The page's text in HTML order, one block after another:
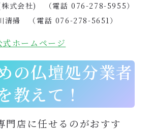
株式会社) （電話 076-278-5955）
清掃 （電話 076-278-5651）
式ホームページ
の仏壇処分業者
教えて！
門店に任せるのがおすす